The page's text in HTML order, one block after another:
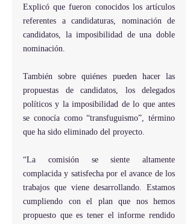
Explicó que fueron conocidos los artículos
referentes a candidaturas, nominación de
candidatos, la imposibilidad de una doble
nominación.
También sobre quiénes pueden hacer las
propuestas de candidatos, los delegados
políticos y la imposibilidad de lo que antes
se conocía como “transfuguismo”, término
que ha sido eliminado del proyecto.
“La comisión se siente altamente
complacida y satisfecha por el avance de los
trabajos que viene desarrollando. Estamos
cumpliendo con el plan que nos hemos
propuesto que es tener el informe rendido